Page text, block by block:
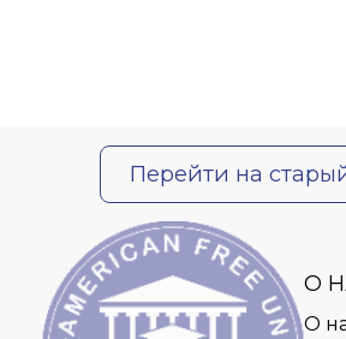
Перейти на
О
О